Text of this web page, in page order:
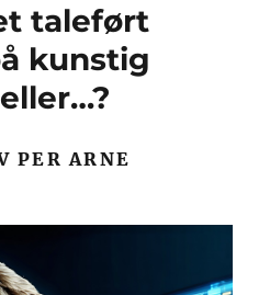
taleført
kunstig
PER ARNE